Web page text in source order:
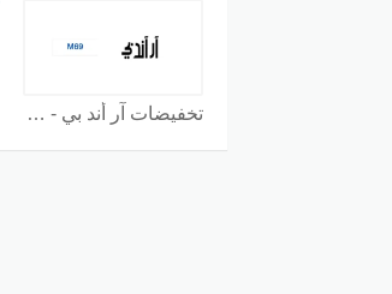
تخفيضات آر أند بي - كود خصم آر أند بي 2026 (M69) كوبون